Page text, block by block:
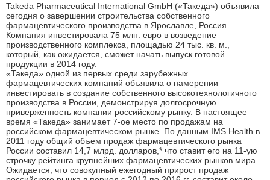
Takeda Pharmaceutical International GmbH («Такеда») объявила
сегодня о завершении строительства собственного
фармацевтического производства в Ярославле, Россия.
Компания инвестировала 75 млн. евро в возведение
производственного комплекса, площадью 24 тыс. кв. м.,
который, как ожидается, сможет начать выпуск готовой
продукции в 2014 году.
«Такеда» одной из первых среди зарубежных
фармацевтических компаний объявила о намерении
инвестировать в создание собственного высокотехнологичного
производства в России, демонстрируя долгосрочную
приверженность компании российскому рынку. В настоящее
время «Такеда» занимает 7-ое место по продажам на
российском фармацевтическом рынке. По данным IMS Health в
2011 году общий объем продаж фармацевтического рынка
России составил 14,7 млрд. долларов,* что ставит его на 11-ую
строчку рейтинга крупнейших фармацевтических рынков мира.
Ожидается, что совокупный ежегодный прирост продаж